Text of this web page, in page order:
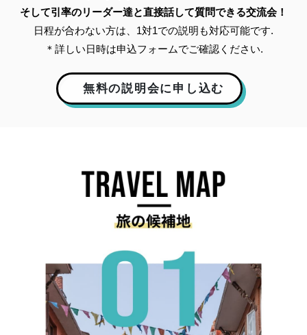
そして引率のリーダー達と直接話して質問できる交流会！
日程が合わない方は、1対1での説明も対応可能です.
＊詳しい日時は申込フォームでご確認ください.
無料の説明会に申し込む